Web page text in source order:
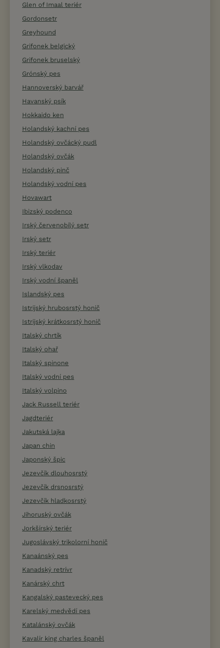
Glen of Imaal teriér
Gordonsetr
Greyhound
Grifonek belgický
Grifonek bruselský
Grónský pes
Hannoverský barvář
Havanský psík
Hokkaido ken
Holandský kachní pes
Holandský ovčácký pudl
Holandský ovčák
Holandský pinč
Holandský vodní pes
Hovawart
Ibizský podenco
Irský červenobílý setr
Irský setr
Irský teriér
Irský vlkodav
Irský vodní španěl
Islandský pes
Istrijský hrubosrstý honič
Istrijský krátkosrstý honič
Italský chrtík
Italský ohař
Italský spinone
Italský vodní pes
Italský volpino
Jack Russell teriér
Jagdteriér
Jakutská lajka
Japan chin
Japonský špic
Jezevčík dlouhosrstý
Jezevčík drsnosrstý
Jezevčík hladkosrstý
Jihoruský ovčák
Jorkšírský teriér
Jugoslávský trikolorní honič
Kanaánský pes
Kanadský retrívr
Kanárský chrt
Kangalský pastevecký pes
Karelský medvědí pes
Katalánský ovčák
Kavalír king charles španěl